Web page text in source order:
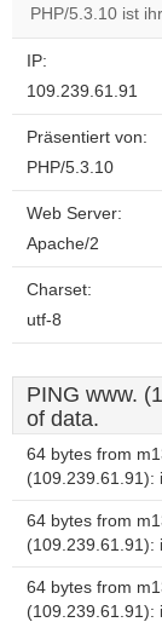
PHP/5.3.10 ist
IP:
109.239.61.91
Präsentiert von:
PHP/5.3.10
Web Server:
Apache/2
Charset:
utf-8
PING www.
of data.
64 bytes from
(109.239.61.91):
64 bytes from
(109.239.61.91):
64 bytes from
(109.239.61.91):